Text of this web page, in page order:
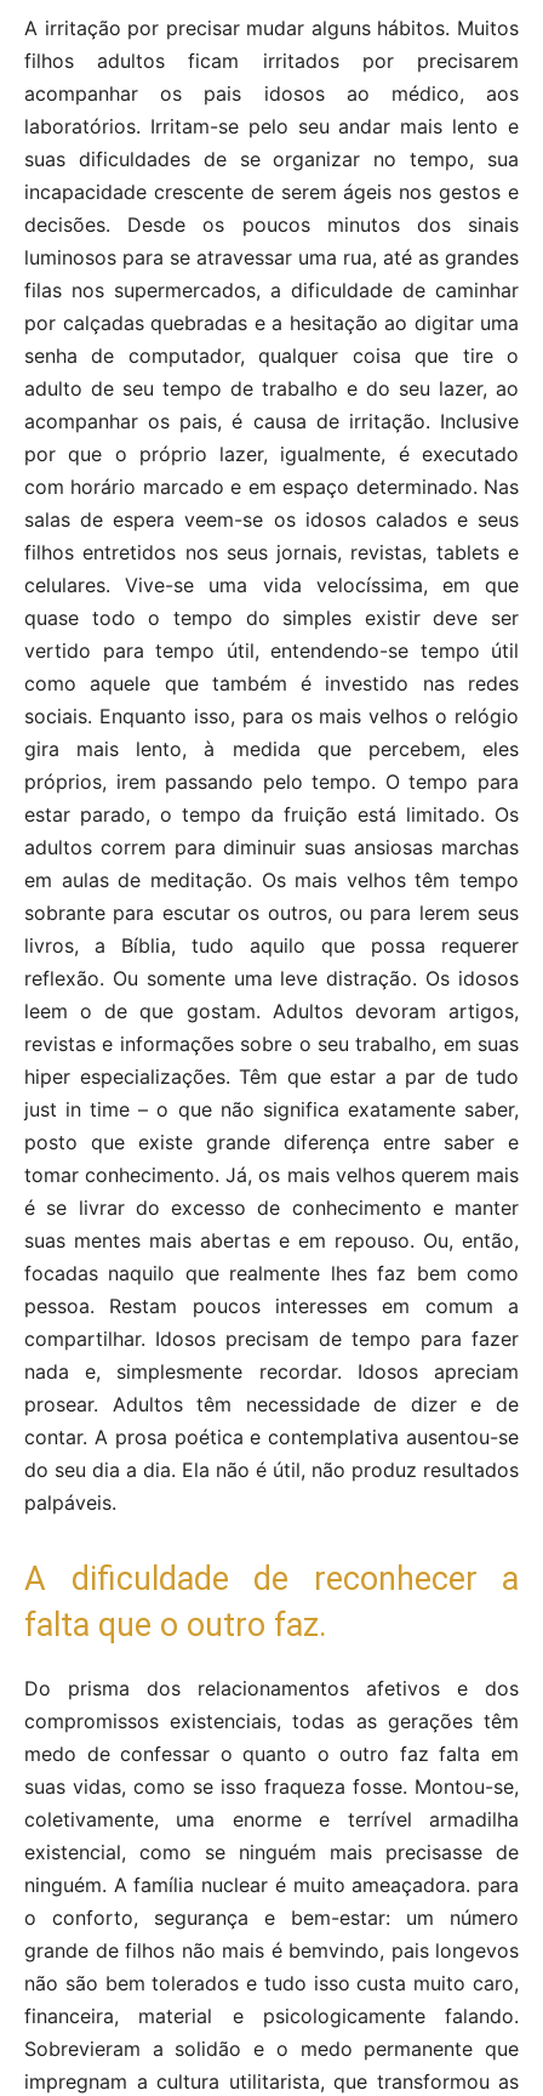
A irritação por precisar mudar alguns hábitos. Muitos
filhos adultos ficam irritados por precisarem
acompanhar os pais idosos ao médico, aos
laboratórios. Irritam-se pelo seu andar mais lento e
suas dificuldades de se organizar no tempo, sua
incapacidade crescente de serem ágeis nos gestos e
decisões. Desde os poucos minutos dos sinais
luminosos para se atravessar uma rua, até as grandes
filas nos supermercados, a dificuldade de caminhar
por calçadas quebradas e a hesitação ao digitar uma
senha de computador, qualquer coisa que tire o
adulto de seu tempo de trabalho e do seu lazer, ao
acompanhar os pais, é causa de irritação. Inclusive
por que o próprio lazer, igualmente, é executado
com horário marcado e em espaço determinado. Nas
salas de espera veem-se os idosos calados e seus
filhos entretidos nos seus jornais, revistas, tablets e
celulares. Vive-se uma vida velocíssima, em que
quase todo o tempo do simples existir deve ser
vertido para tempo útil, entendendo-se tempo útil
como aquele que também é investido nas redes
sociais. Enquanto isso, para os mais velhos o relógio
gira mais lento, à medida que percebem, eles
próprios, irem passando pelo tempo. O tempo para
estar parado, o tempo da fruição está limitado. Os
adultos correm para diminuir suas ansiosas marchas
em aulas de meditação. Os mais velhos têm tempo
sobrante para escutar os outros, ou para lerem seus
livros, a Bíblia, tudo aquilo que possa requerer
reflexão. Ou somente uma leve distração. Os idosos
leem o de que gostam. Adultos devoram artigos,
revistas e informações sobre o seu trabalho, em suas
hiper especializações. Têm que estar a par de tudo
just in time – o que não significa exatamente saber,
posto que existe grande diferença entre saber e
tomar conhecimento. Já, os mais velhos querem mais
é se livrar do excesso de conhecimento e manter
suas mentes mais abertas e em repouso. Ou, então,
focadas naquilo que realmente lhes faz bem como
pessoa. Restam poucos interesses em comum a
compartilhar. Idosos precisam de tempo para fazer
nada e, simplesmente recordar. Idosos apreciam
prosear. Adultos têm necessidade de dizer e de
contar. A prosa poética e contemplativa ausentou-se
do seu dia a dia. Ela não é útil, não produz resultados
palpáveis.
A dificuldade de reconhecer a
falta que o outro faz.
Do prisma dos relacionamentos afetivos e dos
compromissos existenciais, todas as gerações têm
medo de confessar o quanto o outro faz falta em
suas vidas, como se isso fraqueza fosse. Montou-se,
coletivamente, uma enorme e terrível armadilha
existencial, como se ninguém mais precisasse de
ninguém. A família nuclear é muito ameaçadora. para
o conforto, segurança e bem-estar: um número
grande de filhos não mais é bemvindo, pais longevos
não são bem tolerados e tudo isso custa muito caro,
financeira, material e psicologicamente falando.
Sobrevieram a solidão e o medo permanente que
impregnam a cultura utilitarista, que transformou as